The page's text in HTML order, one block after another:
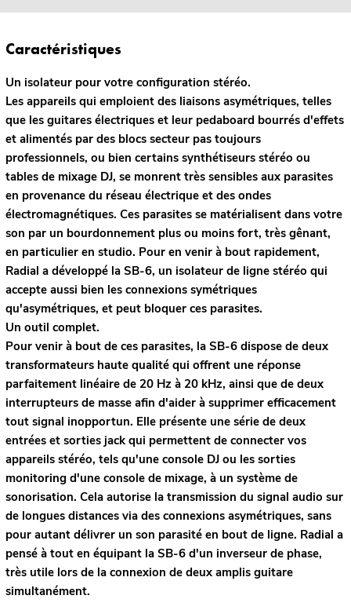
Caractéristiques
Un isolateur pour votre configuration stéréo.
Les appareils qui emploient des liaisons asymétriques, telles
que les guitares électriques et leur pedaboard bourrés d'effets
et alimentés par des blocs secteur pas toujours
professionnels, ou bien certains synthétiseurs stéréo ou
tables de mixage DJ, se monrent très sensibles aux parasites
en provenance du réseau électrique et des ondes
électromagnétiques. Ces parasites se matérialisent dans votre
son par un bourdonnement plus ou moins fort, très gênant,
en particulier en studio. Pour en venir à bout rapidement,
Radial a développé la SB-6, un isolateur de ligne stéréo qui
accepte aussi bien les connexions symétriques
qu'asymétriques, et peut bloquer ces parasites.
Un outil complet.
Pour venir à bout de ces parasites, la SB-6 dispose de deux
transformateurs haute qualité qui offrent une réponse
parfaitement linéaire de 20 Hz à 20 kHz, ainsi que de deux
interrupteurs de masse afin d'aider à supprimer efficacement
tout signal inopportun. Elle présente une série de deux
entrées et sorties jack qui permettent de connecter vos
appareils stéréo, tels qu'une console DJ ou les sorties
monitoring d'une console de mixage, à un système de
sonorisation. Cela autorise la transmission du signal audio sur
de longues distances via des connexions asymétriques, sans
pour autant délivrer un son parasité en bout de ligne. Radial a
pensé à tout en équipant la SB-6 d'un inverseur de phase,
très utile lors de la connexion de deux amplis guitare
simultanément.